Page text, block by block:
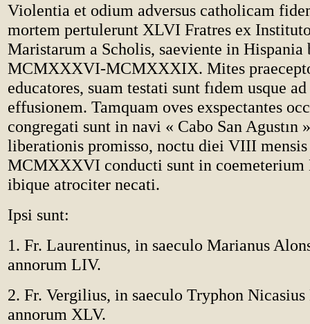
Violentia et odium adversus catholicam
mortem pertulerunt XLVI Fratres ex
Maristarum a Scholis, saeviente in
MCMXXXVI-MCMXXXIX. Mites
educatores, suam testati sunt fıdem usque
effusionem. Tamquam oves exspectantes
congregati sunt in navi « Cabo San Agustın
liberationis promisso, noctu diei VIII
MCMXXXVI conducti sunt in coemeterium
ibique atrociter necati.
Ipsi sunt:
1. Fr. Laurentinus, in saeculo Marianus
annorum LIV.
2. Fr. Vergilius, in saeculo Tryphon
annorum XLV.